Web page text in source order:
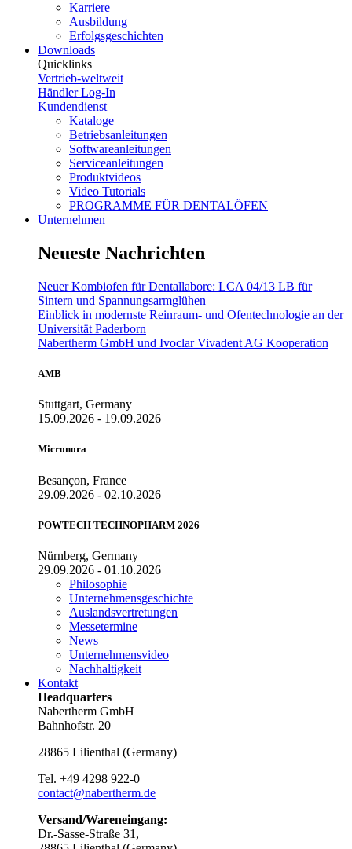
Karriere
Ausbildung
Erfolgsgeschichten
Downloads
Quicklinks
Vertrieb-weltweit
Händler Log-In
Kundendienst
Kataloge
Betriebsanleitungen
Softwareanleitungen
Serviceanleitungen
Produktvideos
Video Tutorials
PROGRAMME FÜR DENTALÖFEN
Unternehmen
Neueste Nachrichten
Neuer Kombiofen für Dentallabore: LCA 04/13 LB für
Sintern und Spannungsarmglühen
Einblick in modernste Reinraum- und Ofentechnologie an der
Universität Paderborn
Nabertherm GmbH und Ivoclar Vivadent AG Kooperation
AMB
Stuttgart, Germany
15.09.2026 - 19.09.2026
Micronora
Besançon, France
29.09.2026 - 02.10.2026
POWTECH TECHNOPHARM 2026
Nürnberg, Germany
29.09.2026 - 01.10.2026
Philosophie
Unternehmensgeschichte
Auslandsvertretungen
Messetermine
News
Unternehmensvideo
Nachhaltigkeit
Kontakt
Headquarters
Nabertherm GmbH
Bahnhofstr. 20
28865 Lilienthal (Germany)
Tel. +49 4298 922-0
contact@nabertherm.de
Versand/Wareneingang:
Dr.-Sasse-Straße 31,